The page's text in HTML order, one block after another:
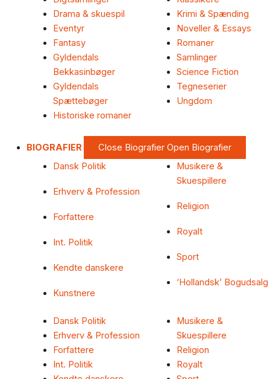
Drama & skuespil
Eventyr
Fantasy
Gyldendals
Bekkasinbøger
Gyldendals
Spættebøger
Historiske romaner
Krimi & Spænding
Noveller & Essays
Romaner
Samlinger
Science Fiction
Tegneserier
Ungdom
BIOGRAFIER Close Biografier Open Biografier
Dansk Politik
Erhverv & Profession
Forfattere
Int. Politik
Kendte danskere
Kunstnere
Musikere &
Skuespillere
Religion
Royalt
Sport
‘Hollandsk’ Bogudsalg
Dansk Politik
Erhverv & Profession
Forfattere
Int. Politik
Musikere &
Skuespillere
Religion
Royalt